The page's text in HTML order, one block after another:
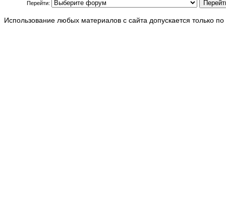
Перейти:
Использование любых материалов с сайта допускается только